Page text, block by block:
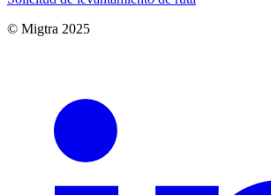
© Migtra 2025